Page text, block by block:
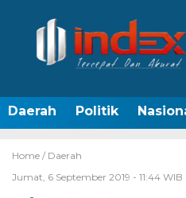
Daerah Politik
Home / Daerah
Jumat, 6 September 2019 - 11:44 WIB